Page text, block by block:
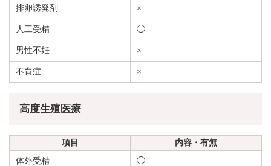
排卵誘発剤 ×
人工受精 ◯
男性不妊 ×
不育症 ×
高度生殖医療
項目
内容・有無
体外受精
◯